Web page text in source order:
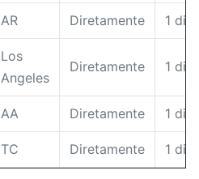
AR Diretamente 1 dia
Los
Angeles
Diretamente 1 dia
AA Diretamente 1 dia
TC Diretamente 1 dia